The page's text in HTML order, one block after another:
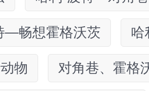
—畅想霍格沃茨 哈
物 对角巷、霍格